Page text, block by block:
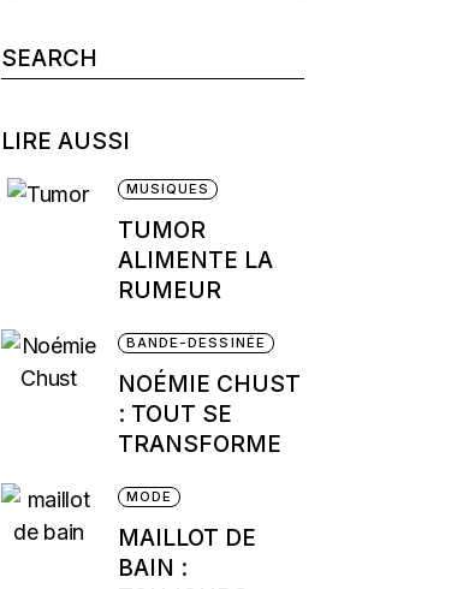
Search
for:
LIRE AUSSI
MUSIQUES
TUMOR
ALIMENTE LA
RUMEUR
BANDE-DESSINÉE
NOÉMIE CHUST
: TOUT SE
TRANSFORME
MODE
MAILLOT DE
BAIN :